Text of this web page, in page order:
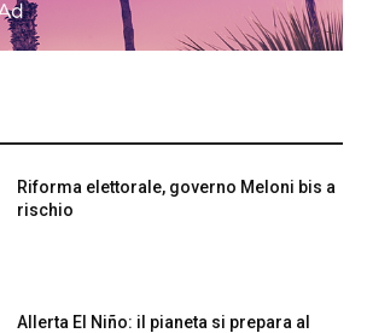
Riforma elettorale, governo Meloni bis a
rischio
Allerta El Niño: il pianeta si prepara al